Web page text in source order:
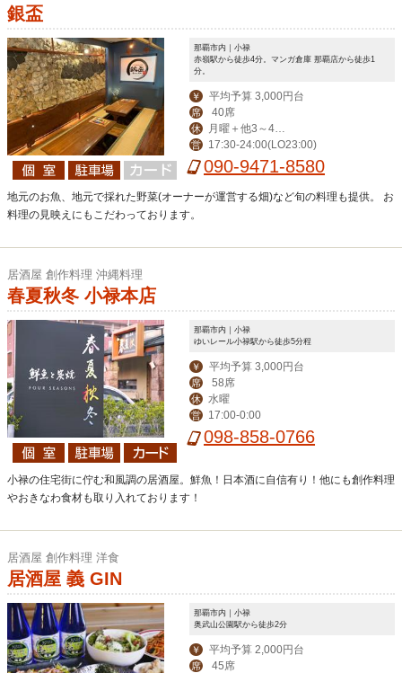
銀盃
那覇市内｜小禄
赤嶺駅から徒歩4分。マンガ倉庫 那覇店から徒歩1
分。
￥ 平均予算 3,000円台
席 40席
休
変動でお休み
営 17:30-24:00(LO23:00)
090-9471-8580
地元のお魚、地元で採れた野菜(オーナーが運営する畑)など旬の料理も提供。 お
料理の見映えにもこだわっております。
居酒屋 創作料理 沖縄料理
春夏秋冬 小禄本店
那覇市内｜小禄
ゆいレール小禄駅から徒歩5分程
￥ 平均予算 3,000円台
席 58席
休 水曜
営 17:00-0:00
098-858-0766
小禄の住宅街に佇む和風調の居酒屋。鮮魚！日本酒に自信有り！他にも創作料理
やおきなわ食材も取り入れております！
居酒屋 創作料理 洋食
居酒屋 義 GIN
那覇市内｜小禄
奥武山公園駅から徒歩2分
￥ 平均予算 2,000円台
席 45席